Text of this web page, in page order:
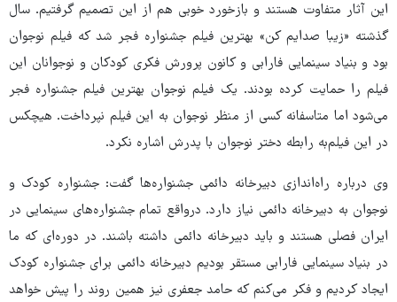
این آثار متفاوت هستند و بازخورد خوبی هم از این‌ تصمیم‌ گرفتیم. سال
گذشته «زیبا صدایم‌ کن‌» بهترین فیلم جشنواره فجر شد که فیلم نوجوان
بود و بنیاد سینمایی فارابی و کانون پرورش فکری کودکان و نوجوانان این
فیلم را حمایت کرده بودند. یک‌ فیلم‌ نوجوان بهترین فیلم جشنواره فجر
می‌شود اما متاسفانه کسی از منظر نوجوان به این‌ فیلم‌ نپرداخت. هیچکس
در این فیلم‌به رابطه دختر نوجوان با پدرش اشاره نکرد.
وی درباره راه‌اندازی دبیرخانه دائمی جشنواره‌ها گفت: جشنواره کودک و
نوجوان به دبیرخانه دائمی نیاز دارد. درواقع تمام جشنواره‌های سینمایی در
ایران فصلی هستند و باید دبیرخانه دائمی داشته باشند. در دوره‌ای که ما
در بنیاد سینمایی فارابی مستقر بودیم دبیرخانه دائمی ‌برای جشنواره کودک
ایجاد کردیم و فکر می‌کنم‌ که حامد جعفری نیز همین روند را پیش خواهد